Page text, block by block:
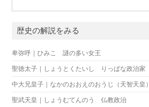
歴史の解説をみる
卑弥呼｜ひみこ 謎の多い女王
聖徳太子｜しょうとくたいし りっぱな政治家
中大兄皇子｜なかのおおえのおうじ（天智天皇）
聖武天皇｜しょうむてんのう 仏教政治